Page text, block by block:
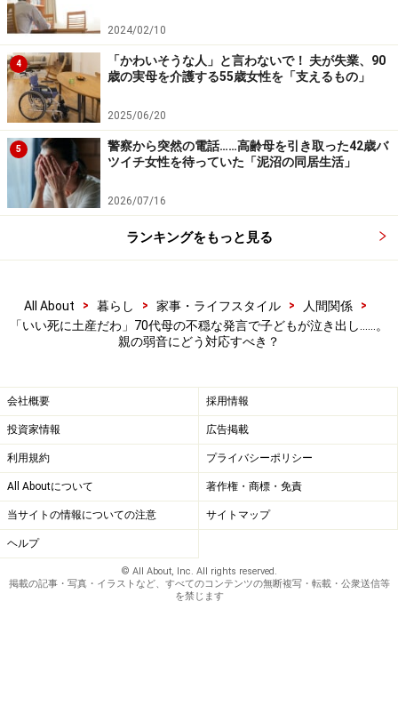
強く言ったら涙ぐんでいました」
一人暮らしを楽しんでいるように見えたのは、母がそう
ふるまっていただけなのかもしれない。近いとはいえ、
実家と自宅は電車で30分ほどかかる。子どもを転校させ
たくはないし、実家も自宅も5人で住むには狭すぎる。
それに独立した自分が、今さら親と住むことに抵抗があ
った。母のことは好きだし、最後は面倒を見るつもりで
いたが、同居は想定していなかったのだ。夫に迷惑もか
けたくなかった。
診したら、『あなたたちと同居するつもりはない』と言
っていました。本音かどうかは分からないけど、私はそ
子どもたちも大きくなり、難しい時期にもさしかかって
いる。祖母のところに逃げ込みたいときもあるかもしれ
ないが、家族4人の関係を優先させたかった。
旅行先でも……
だからというわけではないが、母と楽しむ時間を増やそ
うと思い、去年は母が行きたがっていた沖縄旅行もし
た。夫も子どもたちも賛成してくれた。
2024/02/10
4
「かわいそうな人」と言わないで！ 夫が失業、90
歳の実母を介護する55歳女性を「支えるもの」
2025/06/20
5
警察から突然の電話……高齢母を引き取った42歳バ
ツイチ女性を待っていた「泥沼の同居生活」
2026/07/16
ランキングをもっと見る
All About > 暮らし > 家事・ライフスタイル > 人間関係
>
「いい死に土産だわ」70代母の不穏な発言で子どもが泣き出し……。
親の弱音にどう対応すべき？
会社概要 採用情報
投資家情報 広告掲載
利用規約 プライバシーポリシー
All Aboutについて 著作権・商標・免責
当サイトの情報についての注意 サイトマップ
ヘルプ
© All About, Inc. All rights reserved.
掲載の記事・写真・イラストなど、すべてのコンテンツの無断複写・転載・公衆送信等
を禁じます